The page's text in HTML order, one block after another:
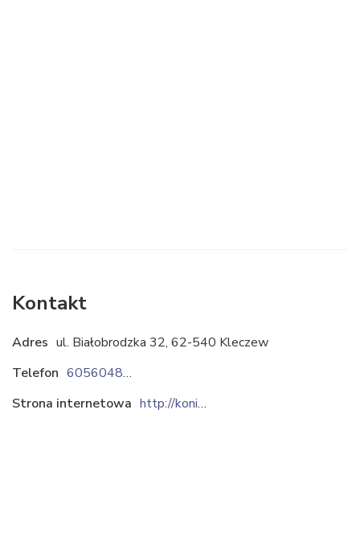
Kontakt
Adres ul. Białobrodzka 32, 62-540 Kleczew
Telefon
605604877
Strona internetowa
http://konie-huculskie.pl